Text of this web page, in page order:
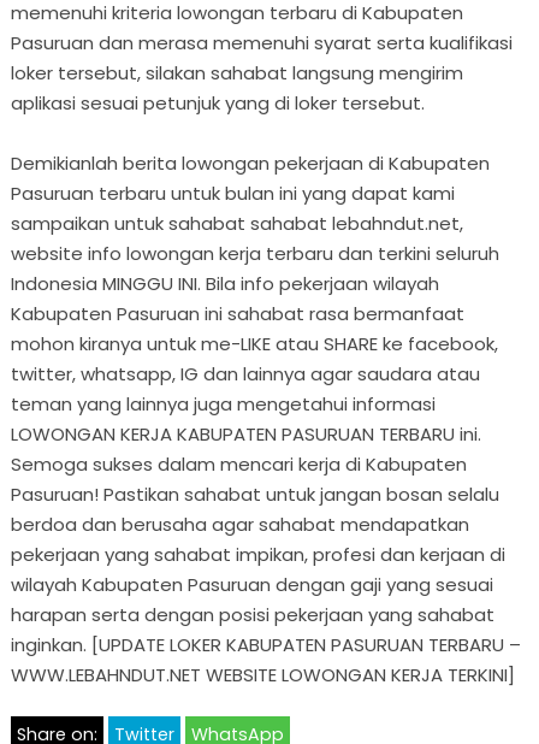
memenuhi kriteria lowongan terbaru di Kabupaten
Pasuruan dan merasa memenuhi syarat serta kualifikasi
loker tersebut, silakan sahabat langsung mengirim
aplikasi sesuai petunjuk yang di loker tersebut.
Demikianlah berita lowongan pekerjaan di Kabupaten
Pasuruan terbaru untuk bulan ini yang dapat kami
sampaikan untuk sahabat sahabat lebahndut.net,
website info lowongan kerja terbaru dan terkini seluruh
Indonesia MINGGU INI. Bila info pekerjaan wilayah
Kabupaten Pasuruan ini sahabat rasa bermanfaat
mohon kiranya untuk me-LIKE atau SHARE ke facebook,
twitter, whatsapp, IG dan lainnya agar saudara atau
teman yang lainnya juga mengetahui informasi
LOWONGAN KERJA KABUPATEN PASURUAN TERBARU ini.
Semoga sukses dalam mencari kerja di Kabupaten
Pasuruan! Pastikan sahabat untuk jangan bosan selalu
berdoa dan berusaha agar sahabat mendapatkan
pekerjaan yang sahabat impikan, profesi dan kerjaan di
wilayah Kabupaten Pasuruan dengan gaji yang sesuai
harapan serta dengan posisi pekerjaan yang sahabat
inginkan. [UPDATE LOKER KABUPATEN PASURUAN TERBARU –
WWW.LEBAHNDUT.NET WEBSITE LOWONGAN KERJA TERKINI]
Share on: Twitter WhatsApp